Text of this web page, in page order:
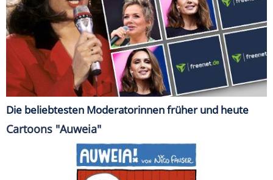
Die beliebtesten Moderatorinnen früher und heute
Cartoons "Auweia"